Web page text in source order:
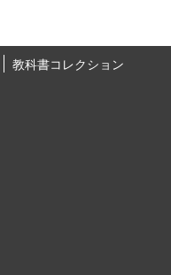
教科書コレクション